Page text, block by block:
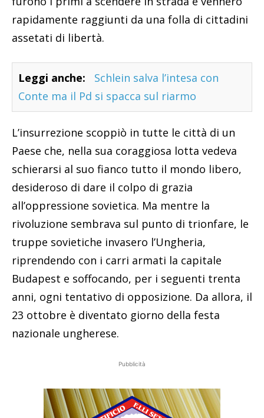
rapidamente raggiunti da una folla di cittadini
assetati di libertà.
Leggi anche:
Schlein salva l’intesa con
Conte ma il Pd si spacca sul riarmo
L’insurrezione scoppiò in tutte le città di un
Paese che, nella sua coraggiosa lotta vedeva
schierarsi al suo fianco tutto il mondo libero,
desideroso di dare il colpo di grazia
all’oppressione sovietica. Ma mentre la
rivoluzione sembrava sul punto di trionfare, le
truppe sovietiche invasero l’Ungheria,
riprendendo con i carri armati la capitale
Budapest e soffocando, per i seguenti trenta
anni, ogni tentativo di opposizione. Da allora, il
23 ottobre è diventato giorno della festa
nazionale ungherese.
Pubblicità